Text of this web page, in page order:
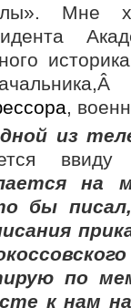
Мне
,
из
ввиду
на
бы
по
к нам